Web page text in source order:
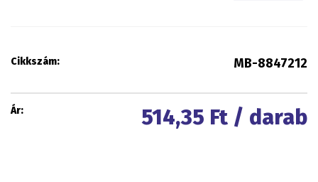
Cikkszám: MB-8847212
Ár: 514,35 Ft / darab